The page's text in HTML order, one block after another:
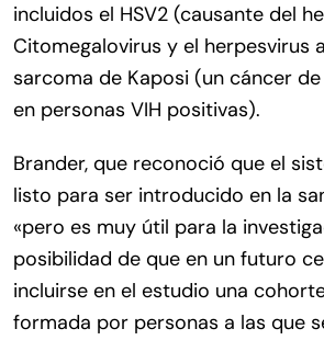
incluidos el HSV2 (causante del
Citomegalovirus y el herpesvirus
sarcoma de Kaposi (un cáncer
en personas VIH positivas).
Brander, que reconoció que el
listo para ser introducido en la
«pero es muy útil para la
posibilidad de que en un futuro
incluirse en el estudio una
formada por personas a las que